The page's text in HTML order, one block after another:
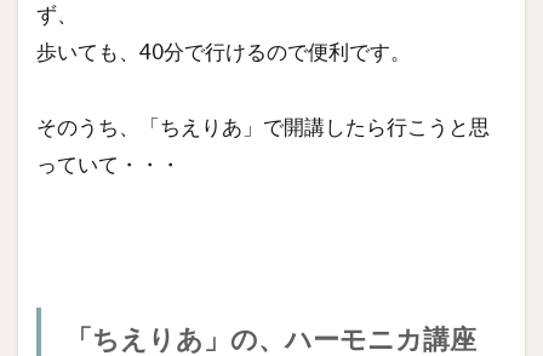
ず、
歩いても、40分で行けるので便利です。
そのうち、「ちえりあ」で開講したら行こうと思
っていて・・・
「ちえりあ」の、ハーモニカ講座